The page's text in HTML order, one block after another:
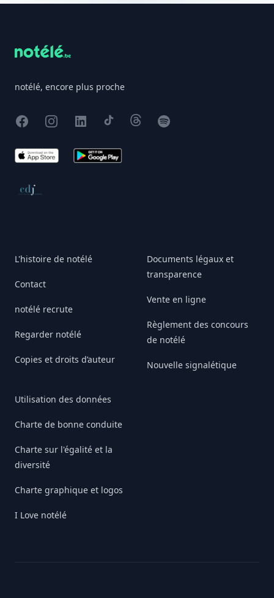
notélé, encore plus proche
FacebookInstagram
X TikTokThreadsSpotify
App Store Google Play
Conseil de déontologie journalistique
L'histoire de notélé
Contact
notélé recrute
Regarder notélé
Copies et droits d’auteur
Utilisation des données
Charte de bonne conduite
Charte sur l'égalité et la
diversité
Charte graphique et logos
I Love notélé
Documents légaux et
transparence
Vente en ligne
Règlement des concours
de notélé
Nouvelle signalétique